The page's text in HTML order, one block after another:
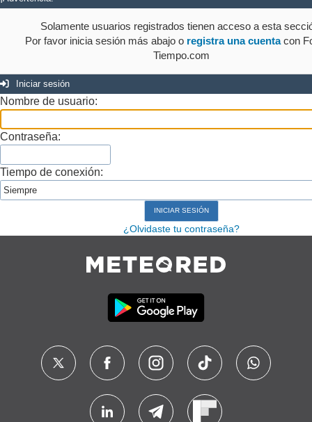
Solamente usuarios registrados tienen acceso a esta
Por favor inicia sesión más abajo o registra una cuentacon
Tiempo.com
Iniciar sesión
Nombre de usuario:
Contraseña:
Tiempo de conexión:
¿Olvidaste tu contraseña?